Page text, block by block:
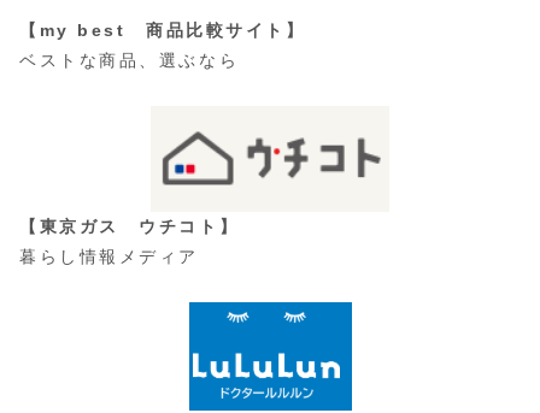
【my best 商品比較サイト】
ベストな商品、選ぶなら
【東京ガス ウチコト】
暮らし情報メディア